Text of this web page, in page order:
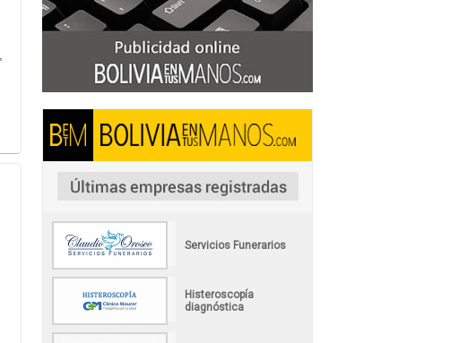
Servicios Funerarios
Histeroscopía
diagnóstica